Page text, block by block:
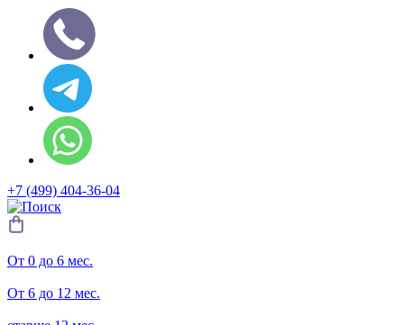
+7 (499) 404-36-04
От 0 до 6 мес.
От 6 до 12 мес.